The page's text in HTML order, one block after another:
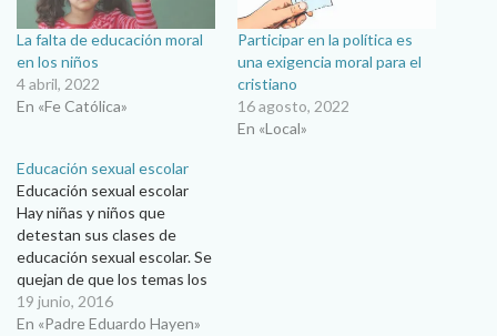
La falta de educación moral
en los niños
4 abril, 2022
En «Fe Católica»
Participar en la política es
una exigencia moral para el
cristiano
16 agosto, 2022
En «Local»
Educación sexual escolar
Educación sexual escolar
Hay niñas y niños que
detestan sus clases de
educación sexual escolar. Se
quejan de que los temas los
hacen sentir avergonzados y
que muchas veces las
19 junio, 2016
En «Padre Eduardo Hayen»